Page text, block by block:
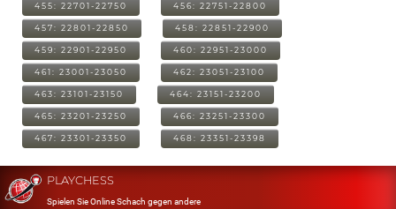
455: 22701-22750 456: 22751-22800
457: 22801-22850 458: 22851-22900
459: 22901-22950 460: 22951-23000
461: 23001-23050 462: 23051-23100
463: 23101-23150 464: 23151-23200
465: 23201-23250 466: 23251-23300
467: 23301-23350 468: 23351-23398
PLAYCHESS
Spielen Sie Online Schach gegen andere